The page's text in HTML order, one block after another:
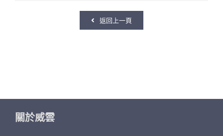
返回上一頁
關於威雲